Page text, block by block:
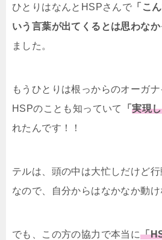
ひとりはなんとHSPさんで 「こ
いう言葉が出てくるとは思わなか
ました。
もうひとりは根っからのオーガナ
HSPのことも知っていて
「実現
れたんです！！
テルは、頭の中は大忙しだけど
なので、自分からはなかなか動け
でも、この方の協力で本当に「